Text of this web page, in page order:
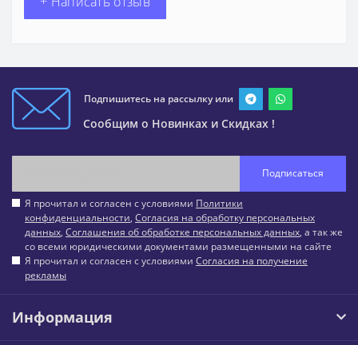
Подпишитесь на рассылку или
Сообщим о Новинках и Скидках !
Подписаться
Я прочитал и согласен с условиями Политики
конфиденциальности, Согласия на обработку персональных
данных, Соглашения об обработке персональных данных, а так же
со всеми юридическими документами размещенными на сайте
Я прочитал и согласен с условиями Согласия на получение
рекламы
Информация